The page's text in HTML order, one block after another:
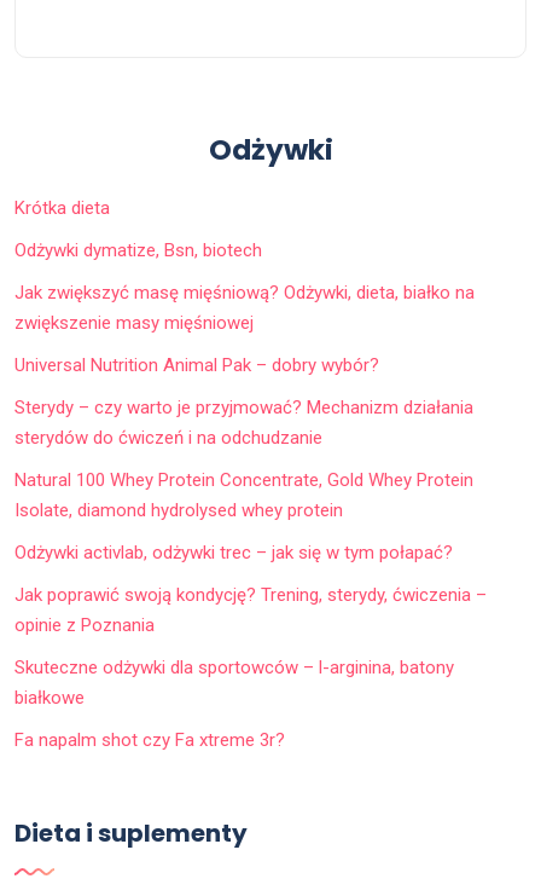
Odżywki
Krótka dieta
Odżywki dymatize, Bsn, biotech
Jak zwiększyć masę mięśniową? Odżywki, dieta, białko na
zwiększenie masy mięśniowej
Universal Nutrition Animal Pak – dobry wybór?
Sterydy – czy warto je przyjmować? Mechanizm działania
sterydów do ćwiczeń i na odchudzanie
Natural 100 Whey Protein Concentrate, Gold Whey Protein
Isolate, diamond hydrolysed whey protein
Odżywki activlab, odżywki trec – jak się w tym połapać?
Jak poprawić swoją kondycję? Trening, sterydy, ćwiczenia –
opinie z Poznania
Skuteczne odżywki dla sportowców – l-arginina, batony
białkowe
Fa napalm shot czy Fa xtreme 3r?
Dieta i suplementy